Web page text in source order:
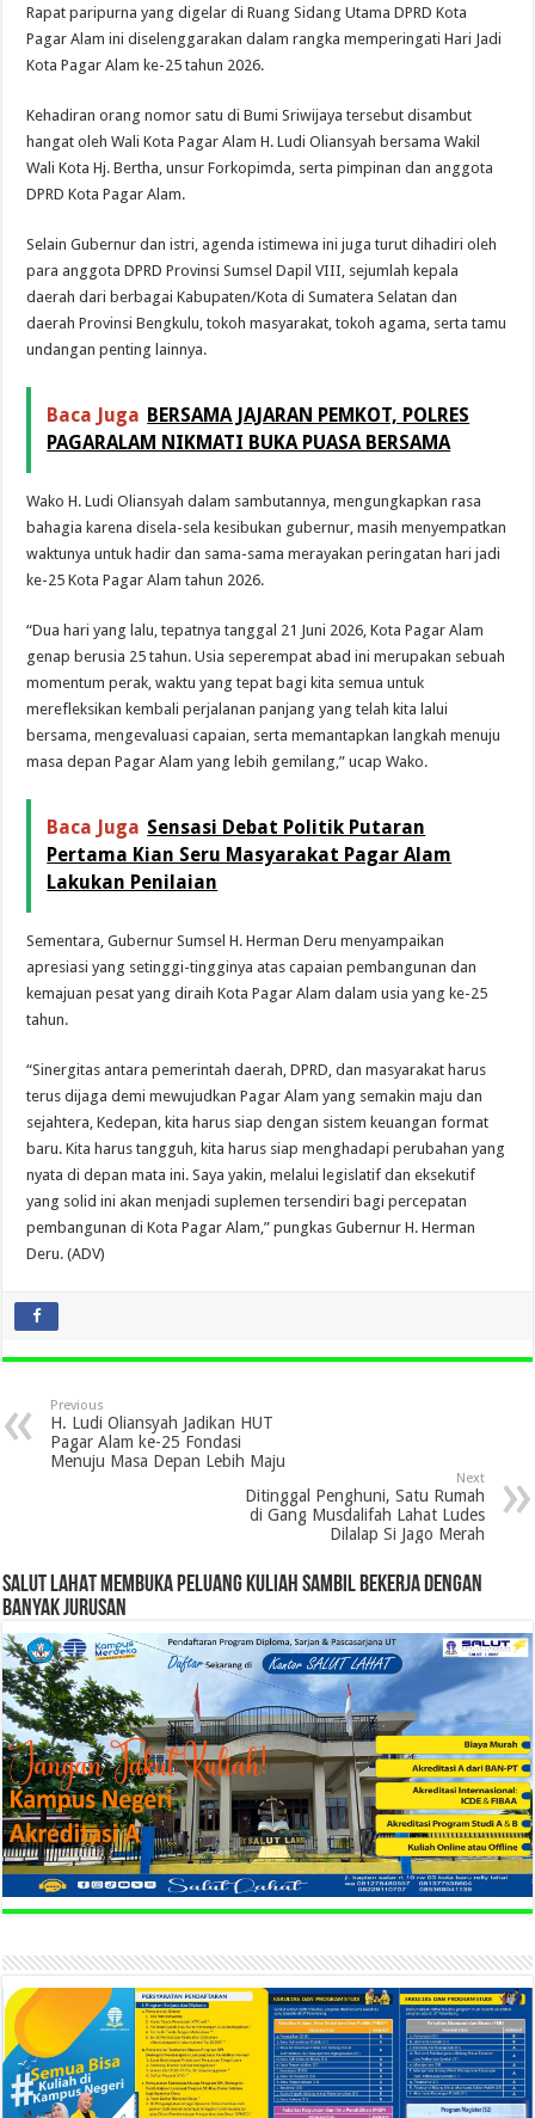
Rapat paripurna yang digelar di Ruang Sidang Utama DPRD Kota
Pagar Alam ini diselenggarakan dalam rangka memperingati Hari Jadi
Kota Pagar Alam ke-25 tahun 2026.
Kehadiran orang nomor satu di Bumi Sriwijaya tersebut disambut
hangat oleh Wali Kota Pagar Alam H. Ludi Oliansyah bersama Wakil
Wali Kota Hj. Bertha, unsur Forkopimda, serta pimpinan dan anggota
DPRD Kota Pagar Alam.
Selain Gubernur dan istri, agenda istimewa ini juga turut dihadiri oleh
para anggota DPRD Provinsi Sumsel Dapil VIII, sejumlah kepala
daerah dari berbagai Kabupaten/Kota di Sumatera Selatan dan
daerah Provinsi Bengkulu, tokoh masyarakat, tokoh agama, serta tamu
undangan penting lainnya.
Baca Juga BERSAMA JAJARAN PEMKOT, POLRES
PAGARALAM NIKMATI BUKA PUASA BERSAMA
Wako H. Ludi Oliansyah dalam sambutannya, mengungkapkan rasa
bahagia karena disela-sela kesibukan gubernur, masih menyempatkan
waktunya untuk hadir dan sama-sama merayakan peringatan hari jadi
ke-25 Kota Pagar Alam tahun 2026.
“Dua hari yang lalu, tepatnya tanggal 21 Juni 2026, Kota Pagar Alam
genap berusia 25 tahun. Usia seperempat abad ini merupakan sebuah
momentum perak, waktu yang tepat bagi kita semua untuk
merefleksikan kembali perjalanan panjang yang telah kita lalui
bersama, mengevaluasi capaian, serta memantapkan langkah menuju
masa depan Pagar Alam yang lebih gemilang,” ucap Wako.
Baca Juga Sensasi Debat Politik Putaran
Pertama Kian Seru Masyarakat Pagar Alam
Lakukan Penilaian
Sementara, Gubernur Sumsel H. Herman Deru menyampaikan
apresiasi yang setinggi-tingginya atas capaian pembangunan dan
kemajuan pesat yang diraih Kota Pagar Alam dalam usia yang ke-25
tahun.
“Sinergitas antara pemerintah daerah, DPRD, dan masyarakat harus
terus dijaga demi mewujudkan Pagar Alam yang semakin maju dan
sejahtera, Kedepan, kita harus siap dengan sistem keuangan format
baru. Kita harus tangguh, kita harus siap menghadapi perubahan yang
nyata di depan mata ini. Saya yakin, melalui legislatif dan eksekutif
yang solid ini akan menjadi suplemen tersendiri bagi percepatan
pembangunan di Kota Pagar Alam,” pungkas Gubernur H. Herman
Deru. (ADV)
Previous
H. Ludi Oliansyah Jadikan HUT
Pagar Alam ke-25 Fondasi
Menuju Masa Depan Lebih Maju
Next
Ditinggal Penghuni, Satu Rumah
di Gang Musdalifah Lahat Ludes
Dilalap Si Jago Merah
SALUT LAHAT MEMBUKA PELUANG KULIAH SAMBIL BEKERJA DENGAN
BANYAK JURUSAN